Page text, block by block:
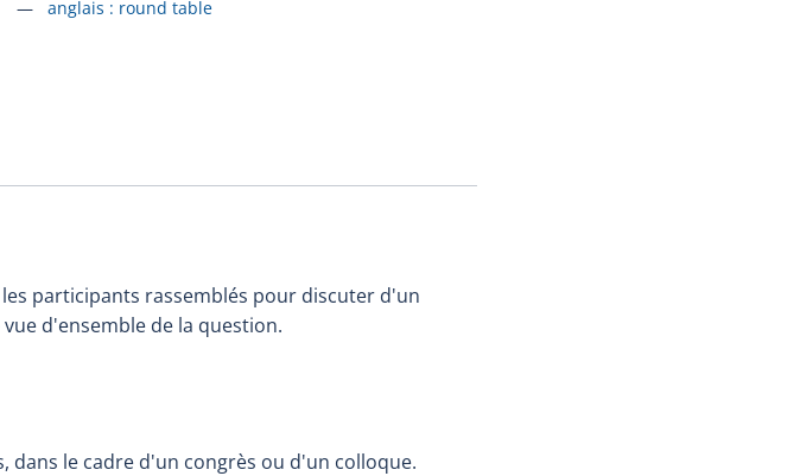
Accéder à la fiche en
anglais : round table
participants rassemblés pour discuter d'un
d'ensemble de la question.
dans le cadre d'un congrès ou d'un colloque.